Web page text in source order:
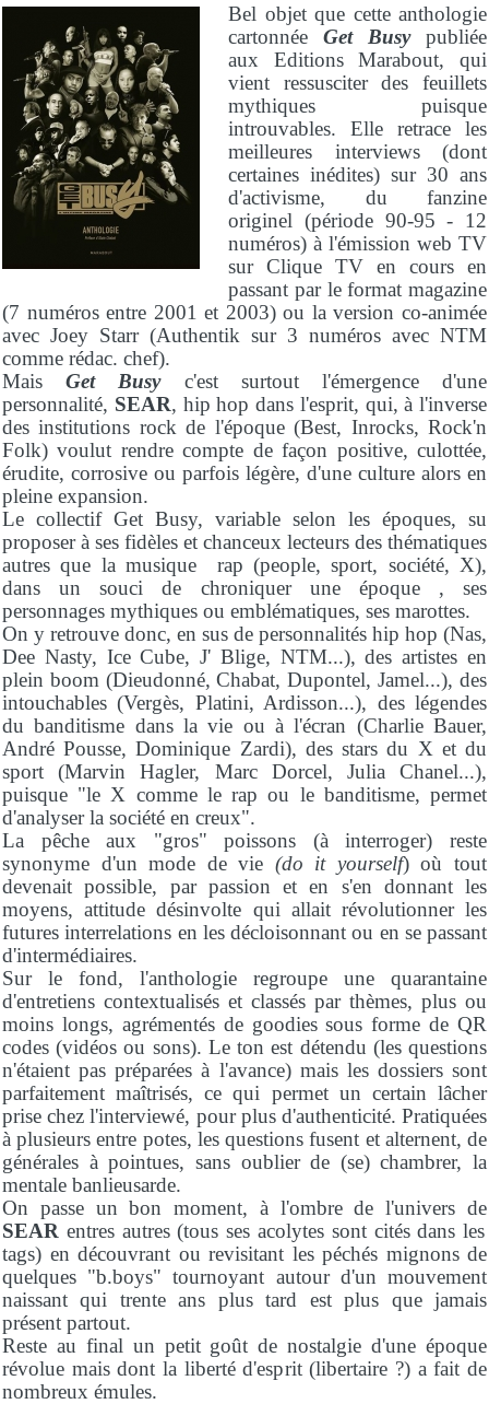
Bel objet que cette anthologie
cartonnéeGet Busypubliée
aux Editions Marabout, qui
vient ressusciter des feuillets
mythiques puisque
introuvables. Elle retrace les
meilleures interviews (dont
certaines inédites) sur 30 ans
d'activisme, du fanzine
originel (période 90-95 - 12
numéros) à l'émission web TV
sur Clique TV en cours en
passant par le format magazine
(7 numéros entre 2001 et 2003) ou la version co-animée
avec Joey Starr (Authentik sur 3 numéros avec NTM
comme rédac. chef).
MaisGet Busyc'est surtout l'émergence d'une
personnalité, SEAR, hip hop dans l'esprit, qui, à l'inverse
des institutions rock de l'époque (Best, Inrocks, Rock'n
Folk) voulut rendre compte de façon positive, culottée,
érudite, corrosive ou parfois légère, d'une culture alors en
pleine expansion.
Le collectif Get Busy, variable selon les époques, su
proposer à ses fidèles et chanceux lecteurs des thématiques
autres que la musique rap (people, sport, société, X),
dans un souci de chroniquer une époque , ses
personnages mythiques ou emblématiques, ses marottes.
On y retrouve donc, en sus de personnalités hip hop (Nas,
Dee Nasty, Ice Cube, J' Blige, NTM...), des artistes en
plein boom (Dieudonné, Chabat, Dupontel, Jamel...), des
intouchables (Vergès, Platini, Ardisson...), des légendes
du banditisme dans la vie ou à l'écran (Charlie Bauer,
André Pousse, Dominique Zardi), des stars du X et du
sport (Marvin Hagler, Marc Dorcel, Julia Chanel...),
puisque "le X comme le rap ou le banditisme, permet
d'analyser la société en creux".
La pêche aux "gros" poissons (à interroger) reste
synonyme d'un mode de vie (do it yourself) où tout
devenait possible, par passion et en s'en donnant les
moyens, attitude désinvolte qui allait révolutionner les
futures interrelations en les décloisonnant ou en se passant
d'intermédiaires.
Sur le fond, l'anthologie regroupe une quarantaine
d'entretiens contextualisés et classés par thèmes, plus ou
moins longs, agrémentés de goodies sous forme de QR
codes (vidéos ou sons). Le ton est détendu (les questions
n'étaient pas préparées à l'avance) mais les dossiers sont
parfaitement maîtrisés, ce qui permet un certain lâcher
prise chez l'interviewé, pour plus d'authenticité. Pratiquées
à plusieurs entre potes, les questions fusent et alternent, de
générales à pointues, sans oublier de (se) chambrer, la
mentale banlieusarde.
On passe un bon moment, à l'ombre de l'univers de
SEAR entres autres (tous ses acolytes sont cités dans les
tags) en découvrant ou revisitant les péchés mignons de
quelques "b.boys" tournoyant autour d'un mouvement
naissant qui trente ans plus tard est plus que jamais
présent partout.
Reste au final un petit goût de nostalgie d'une époque
révolue mais dont la liberté d'esprit (libertaire ?) a fait de
nombreux émules.